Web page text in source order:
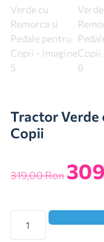
Tractor Verde
Copii
319,00Ron